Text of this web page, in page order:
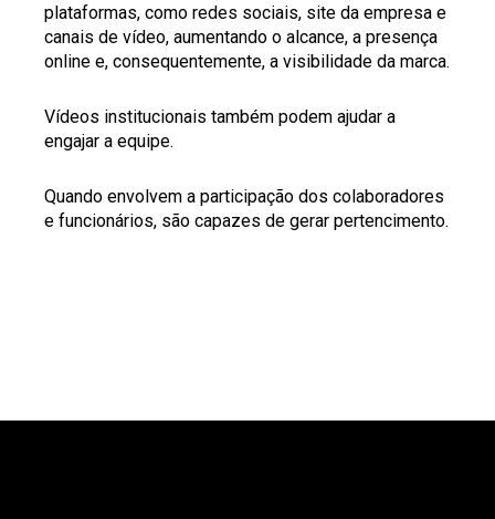
plataformas, como redes sociais, site da empresa e
canais de vídeo, aumentando o alcance, a presença
online e, consequentemente, a visibilidade da marca.
Vídeos institucionais também podem ajudar a
engajar a equipe.
Quando envolvem a participação dos colaboradores
e funcionários, são capazes de gerar pertencimento.